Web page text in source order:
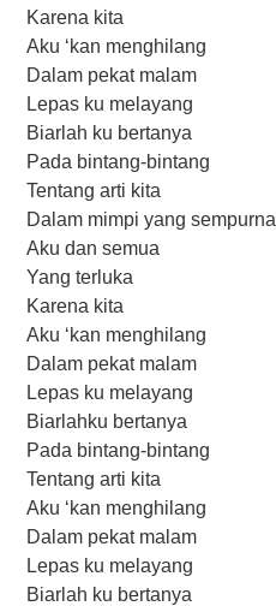
Karena kita
Aku ‘kan menghilang
Dalam pekat malam
Lepas ku melayang
Biarlah ku bertanya
Pada bintang-bintang
Tentang arti kita
Dalam mimpi yang sempurna
Aku dan semua
Yang terluka
Karena kita
Aku ‘kan menghilang
Dalam pekat malam
Lepas ku melayang
Biarlahku bertanya
Pada bintang-bintang
Tentang arti kita
Aku ‘kan menghilang
Dalam pekat malam
Lepas ku melayang
Biarlah ku bertanya